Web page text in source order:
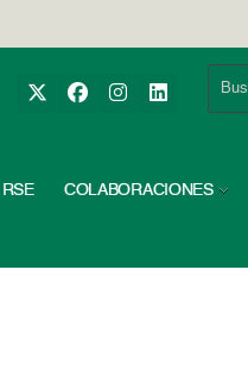
RSE COLABORACIONES